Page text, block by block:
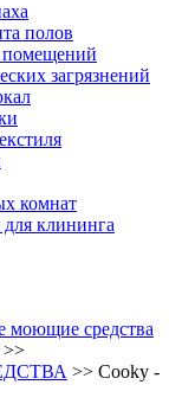
полов
помещений
загрязнений
комнат
клининга
моющие средства
>>
>> Cooky -